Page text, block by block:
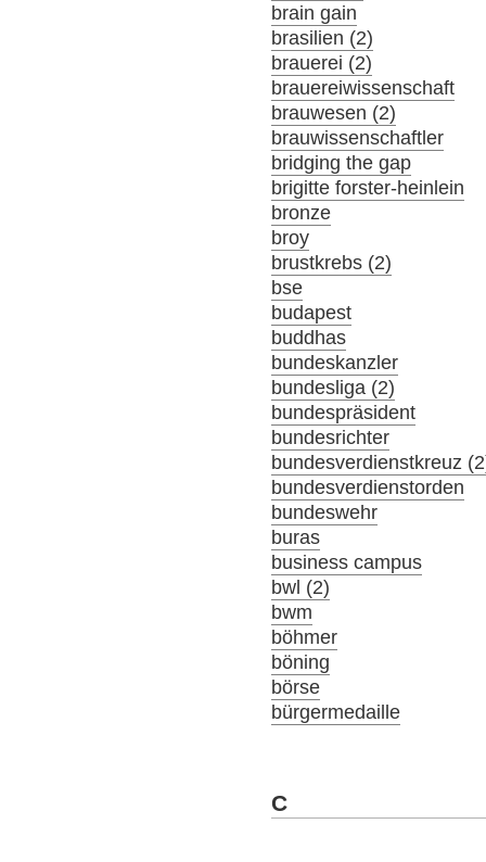
brain gain
brasilien (2)
brauerei (2)
brauereiwissenschaft
brauwesen (2)
brauwissenschaftler
bridging the gap
brigitte forster-heinlein
bronze
broy
brustkrebs (2)
bse
budapest
buddhas
bundeskanzler
bundesliga (2)
bundespräsident
bundesrichter
bundesverdienstkreuz
bundesverdienstorden
bundeswehr
buras
business campus
bwl (2)
bwm
böhmer
böning
börse
bürgermedaille
C